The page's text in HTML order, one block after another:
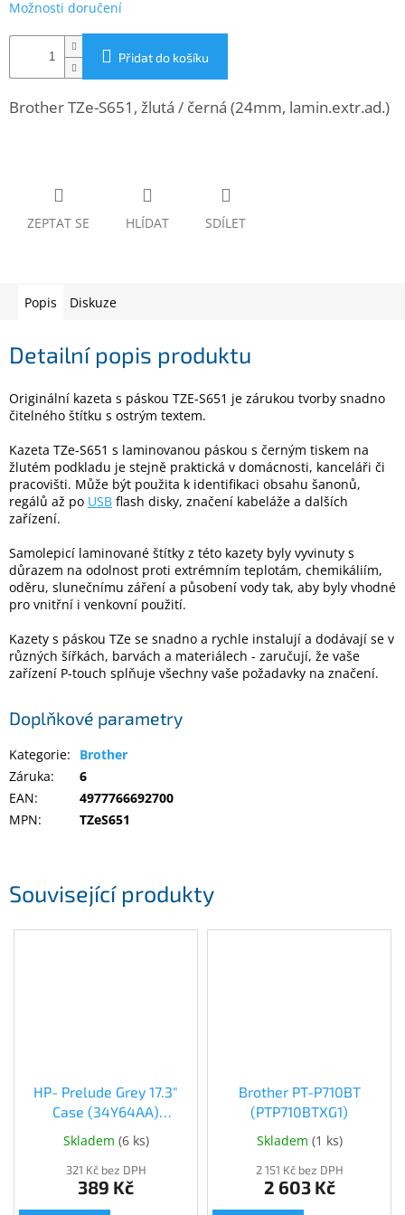
www.inpraise.cz
a
notebooky
Elektronika
Domácnost
%
Black
Friday
Akční
TONERY
CARTRIDGE
OEM
Sestavy
počítačů
Inpraise
Doprodej
Možnosti doručení
Přidat do košíku
Brother TZe-S651, žlutá / černá (24mm, lamin.extr.ad.)
ZEPTAT SE HLÍDAT SDÍLET
Související produkty
HP- Prelude Grey 17.3"
Case (34Y64AA)
(34Y64AA)
Skladem (6 ks)
321 Kč bez DPH
389 Kč
Brother PT-P710BT
(PTP710BTXG1)
Skladem (1 ks)
2 151 Kč bez DPH
2 603 Kč
Popis Diskuze
Detailní popis produktu
Originální kazeta s páskou TZE-S651 je zárukou tvorby snadno
čitelného štítku s ostrým textem.
Kazeta TZe-S651 s laminovanou páskou s černým tiskem na
žlutém podkladu je stejně praktická v domácnosti, kanceláři či
pracovišti. Může být použita k identifikaci obsahu šanonů,
regálů až po USB flash disky, značení kabeláže a dalších
zařízení.
Samolepicí laminované štítky z této kazety byly vyvinuty s
důrazem na odolnost proti extrémním teplotám, chemikáliím,
oděru, slunečnímu záření a působení vody tak, aby byly vhodné
pro vnitřní i venkovní použití.
Kazety s páskou TZe se snadno a rychle instalují a dodávají se v
různých šířkách, barvách a materiálech - zaručují, že vaše
zařízení P-touch splňuje všechny vaše požadavky na značení.
Doplňkové parametry
Kategorie:
Brother
Záruka:
6
EAN:
4977766692700
MPN: TZeS651